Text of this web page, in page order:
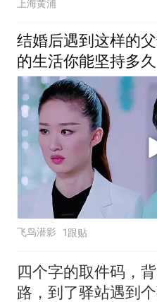
上海黄浦
结婚后遇到这样的
的生活你能坚持多久
飞鸟潜影 1跟贴
四个字的取件码，
路，到了驿站遇到个